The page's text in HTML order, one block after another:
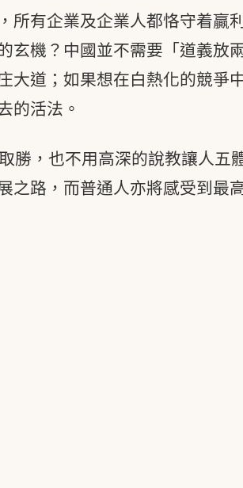
所有企業及企業人都恪守着
玄機？中國並不需要「道義放
道；如果想在白熱化的競爭
的活法。
勝，也不用高深的說教讓人五
之路，而普通人亦將感受到最